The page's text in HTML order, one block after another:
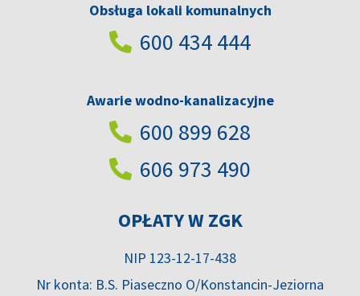
Obsługa lokali komunalnych
600 434 444
Awarie wodno-kanalizacyjne
600 899 628
606 973 490
OPŁATY W ZGK
NIP 123-12-17-438
Nr konta: B.S. Piaseczno O/Konstancin-Jeziorna